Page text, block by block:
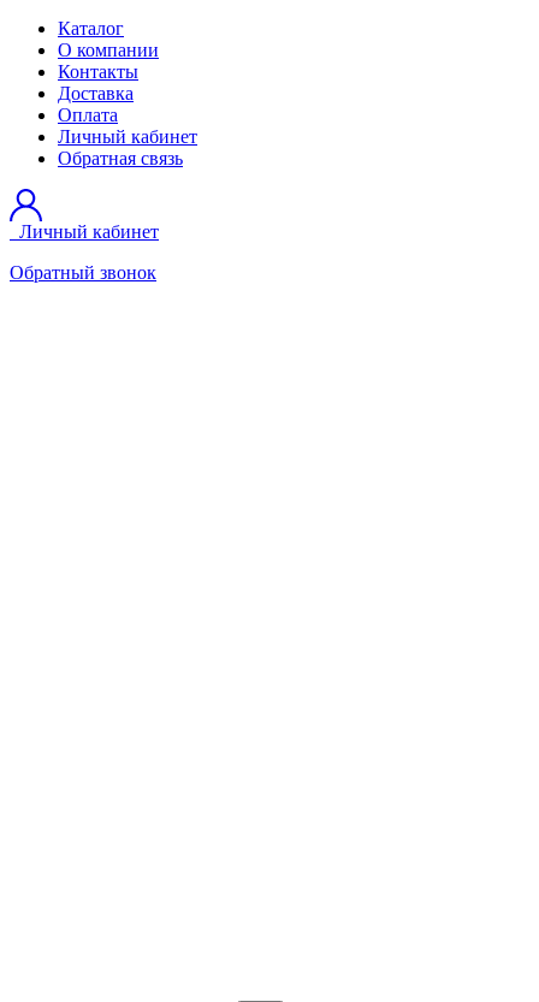
Каталог
О компании
Контакты
Доставка
Оплата
Личный кабинет
Обратная связь
Личный кабинет
Обратный звонок